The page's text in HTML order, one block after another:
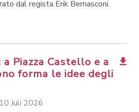
dal regista Erik Bernasconi.
a Piazza Castello e a
forma le idee degli
10 Juli 2026